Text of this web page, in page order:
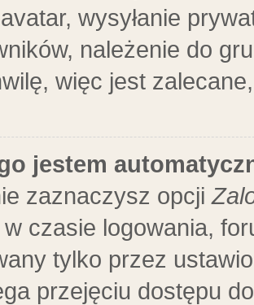
wysyłanie
należenie do
więc jest
jestem
zaznaczysz opcji
w czasie logowania,
tylko przez
przejęciu dostępu